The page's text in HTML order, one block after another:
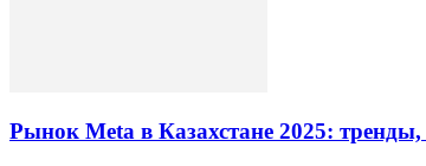
Рынок Meta в Казахстане 2025: